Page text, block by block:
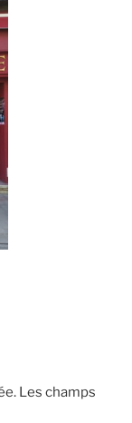
Les champs